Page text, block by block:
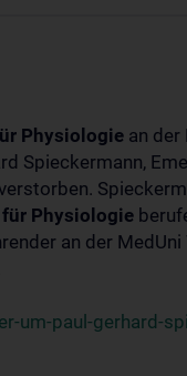
Physiologie an der
Spieckermann,
für Physiologie
an der MedUni
um-paul-gerhard-